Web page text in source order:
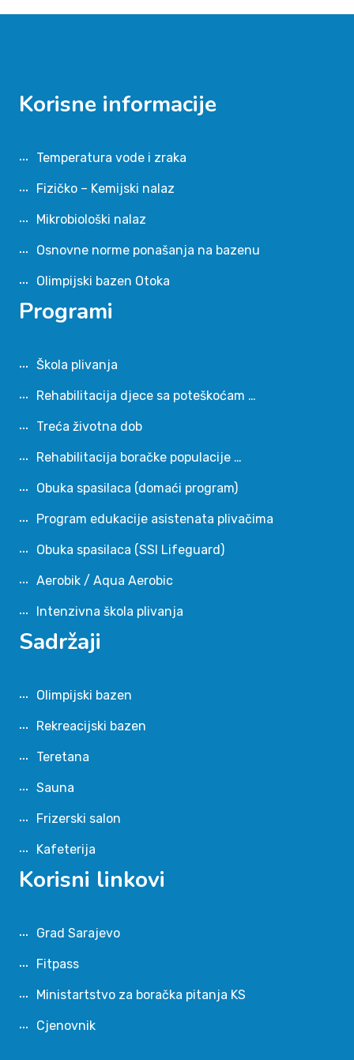
Korisne informacije
Temperatura vode i zraka
Fizičko – Kemijski nalaz
Mikrobiološki nalaz
Osnovne norme ponašanja na bazenu
Olimpijski bazen Otoka
Programi
Škola plivanja
Rehabilitacija djece sa poteškoćam …
Treća životna dob
Rehabilitacija boračke populacije …
Obuka spasilaca (domaći program)
Program edukacije asistenata plivačima
Obuka spasilaca (SSI Lifeguard)
Aerobik / Aqua Aerobic
Intenzivna škola plivanja
Sadržaji
Olimpijski bazen
Rekreacijski bazen
Teretana
Sauna
Frizerski salon
Kafeterija
Korisni linkovi
Grad Sarajevo
Fitpass
Ministartstvo za boračka pitanja KS
Cjenovnik